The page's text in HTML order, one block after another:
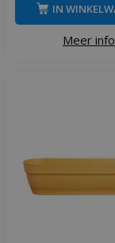
Meer info
IN